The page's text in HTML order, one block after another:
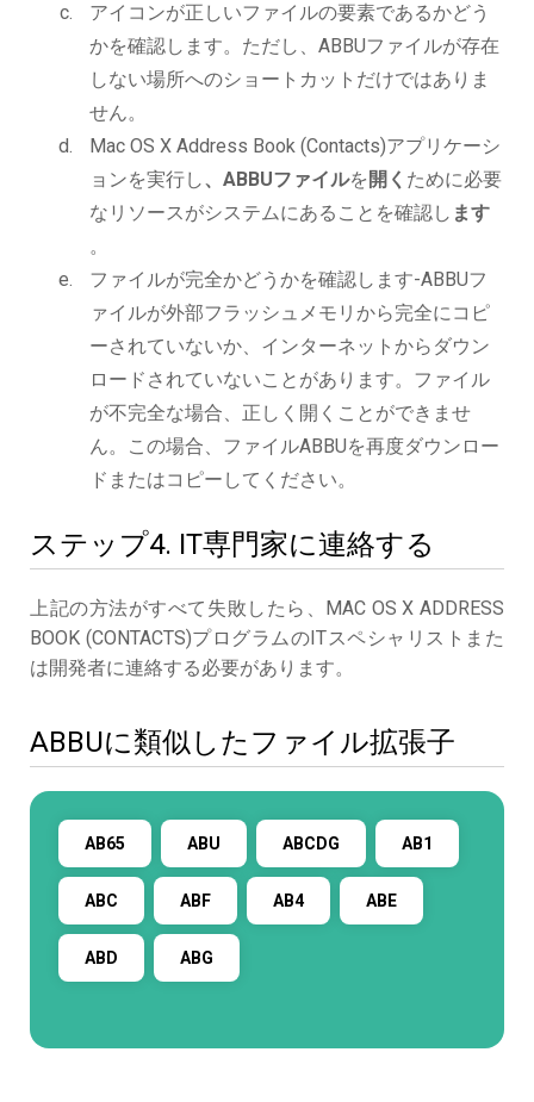
アイコンが正しいファイルの要素であるかどう
かを確認します。ただし、ABBUファイルが存在
しない場所へのショートカットだけではありま
せん。
Mac OS X Address Book (Contacts)アプリケーシ
ョンを実行し、ABBUファイルを 開く ために必要
なリソースがシステムにあることを確認し ます
。
ファイルが完全かどうかを確認します-ABBUフ
ァイルが外部フラッシュメモリから完全にコピ
ーされていないか、インターネットからダウン
ロードされていないことがあります。ファイル
が不完全な場合、正しく開くことができませ
ん。この場合、ファイルABBUを再度ダウンロー
ドまたはコピーしてください。
ステップ4. IT専門家に連絡する
上記の方法がすべて失敗したら、MAC OS X ADDRESS
BOOK (CONTACTS)プログラムのITスペシャリストまた
は開発者に連絡する必要があります。
ABBUに類似したファイル拡張子
AB65 ABU ABCDG AB1
ABC ABF AB4 ABE
ABD ABG